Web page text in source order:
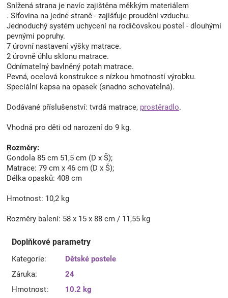
Snížená strana je navíc zajištěna měkkým materiálem
. Síťovina na jedné straně - zajišťuje proudění vzduchu.
Jednoduchý systém uchycení na rodičovskou postel - dlouhými
pevnými popruhy.
7 úrovní nastavení výšky matrace.
2 úrovně úhlu sklonu matrace.
Odnímatelný bavlněný potah matrace.
Pevná, ocelová konstrukce s nízkou hmotností výrobku.
Speciální kapsa na opasek (snadno schovatelná).
Dodávané příslušenství: tvrdá matrace, prostěradlo.
Vhodná pro děti od narození do 9 kg.
Rozměry:
Gondola 85 cm 51,5 cm (D x Š);
Matrace: 79 cm x 46 cm (D x Š);
Délka opasků: 408 cm
Hmotnost: 10,2 kg
Rozměry balení: 58 x 15 x 88 cm / 11,55 kg
Doplňkové parametry
Kategorie:
Dětské postele
Záruka:
24
Hmotnost:
10.2 kg